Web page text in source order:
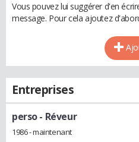
Vous pouvez lui suggérer d'en
message. Pour cela ajoutez
Entreprises
perso- Réveur
1986 - maintenant